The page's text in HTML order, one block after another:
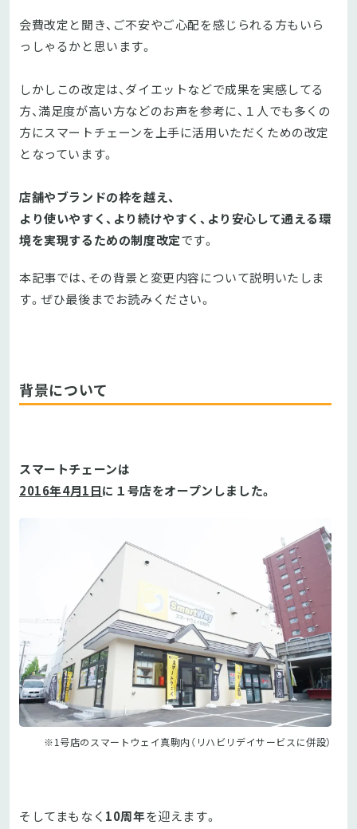
会費改定と聞き、ご不安やご心配を感じられる方もいら
っしゃるかと思います。
しかしこの改定は、ダイエットなどで成果を実感してる
方、満足度が高い方などのお声を参考に、１人でも多くの
方にスマートチェーンを上手に活用いただくための改定
となっています。
店舗やブランドの枠を越え、
より使いやすく、より続けやすく、より安心して通える環
境を実現するための制度改定です。
本記事では、その背景と変更内容について説明いたしま
す。ぜひ最後までお読みください。
背景について
スマートチェーンは
2016年4月1日に１号店をオープンしました。
※1号店のスマートウェイ真駒内（リハビリデイサービスに併設）
そしてまもなく 10周年を迎えます。